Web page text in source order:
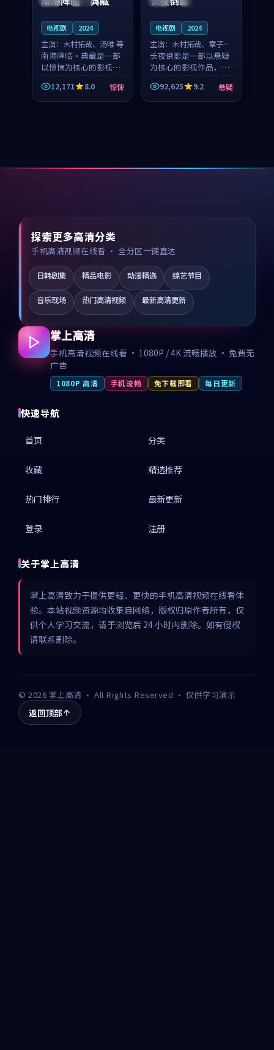
电视剧 2024
主演： 木村拓哉、汤唯 等
南港降临·典藏是一部
以惊悚为核心的影视作
品，围绕危机、反转与
人物成长展开，整体节
奏紧凑，值得推荐观
12,171 8.0 惊悚
电视剧 2024
主演： 木村拓哉、章子怡
等
长夜倒影是一部以悬疑
为核心的影视作品，围
绕危机、反转与人物成
长展开，整体节奏紧
凑，值得推荐观看。
92,625 9.2 悬疑
探索更多高清分类
手机高清视频在线看 · 全分区一键直达
日韩剧集 精品电影 动漫精选 综艺节目
音乐现场 热门高清视频 最新高清更新
掌上高清
手机高清视频在线看 · 1080P / 4K 流畅播放 · 免费无
广告
1080P 高清 手机流畅 免下载即看 每日更新
快速导航
首页 分类
收藏 精选推荐
热门排行 最新更新
登录 注册
关于掌上高清
掌上高清致力于提供更轻、更快的手机高清视频在线看体
验。本站视频资源均收集自网络，版权归原作者所有，仅
供个人学习交流，请于浏览后 24 小时内删除。如有侵权
请联系删除。
©2026 掌上高清 · All Rights Reserved · 仅供学习演示
返回顶部